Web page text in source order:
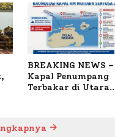
Doa untuk Korban
Kapal Terbakar
BREAKING NEWS –
Kapal Penumpang
Terbakar di Utara